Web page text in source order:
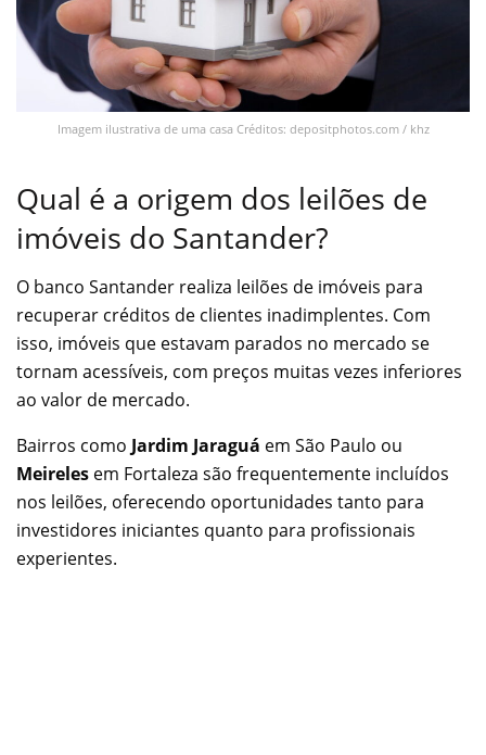
Imagem ilustrativa de uma casa Créditos: depositphotos.com / khz
Qual é a origem dos leilões de
imóveis do Santander?
O banco Santander realiza leilões de imóveis para
recuperar créditos de clientes inadimplentes. Com
isso, imóveis que estavam parados no mercado se
tornam acessíveis, com preços muitas vezes inferiores
ao valor de mercado.
Bairros como Jardim Jaraguá em São Paulo ou
Meireles em Fortaleza são frequentemente incluídos
nos leilões, oferecendo oportunidades tanto para
investidores iniciantes quanto para profissionais
experientes.